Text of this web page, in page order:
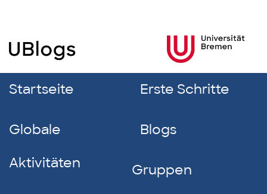
Startseite Erste Schritte
Globale
Aktivitäten
Blogs
Gruppen